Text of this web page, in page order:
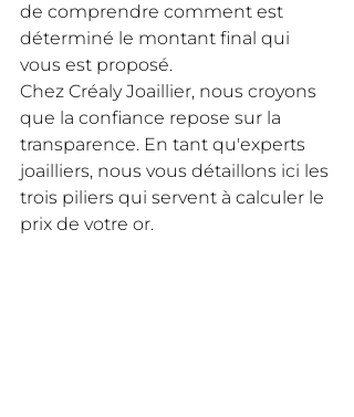
de comprendre comment est
déterminé le montant final qui
vous est proposé.
Chez Créaly Joaillier, nous croyons
que la confiance repose sur la
transparence. En tant qu'experts
joailliers, nous vous détaillons ici les
trois piliers qui servent à calculer le
prix de votre or.